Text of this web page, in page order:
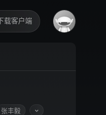
下载客户端
张丰毅